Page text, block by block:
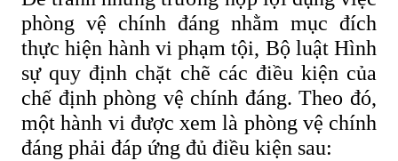
phòng vệ chính đáng nhằm mục đích
thực hiện hành vi phạm tội, Bộ luật Hình
sự quy định chặt chẽ các điều kiện củа
chế định phòng vệ chính đáng. Theo đó,
một hành vi được xem là phòng vệ chính
đáng phải đáp ứng đủ điều kiện sau: